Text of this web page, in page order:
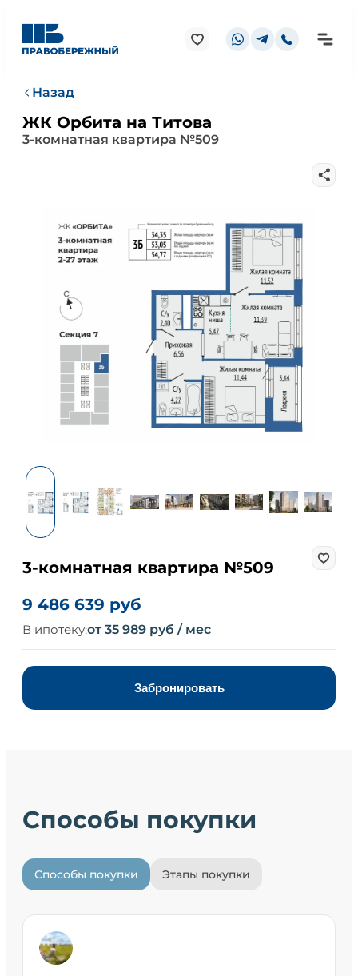
Назад
ЖК Орбита на Титова
3-комнатная квартира №509
3-комнатная квартира №509
9 486 639 руб
В ипотеку:от 35 989 руб / мес
Забронировать
Способы покупки
Способы покупки Этапы покупки